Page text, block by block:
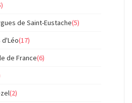
de Saint-Eustache(5)
d'Léo(17)
de France(6)
(2)